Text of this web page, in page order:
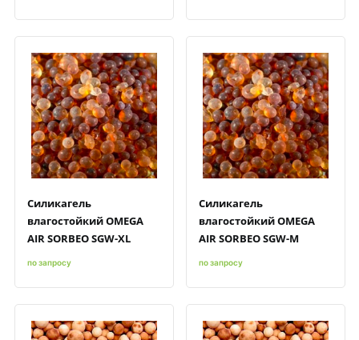
Быстрый просмотрДобавить к сравнению
Добавить в избранное
Силикагель
влагостойкий OMEGA
AIR SORBEO SGW-XL
по запросу
Быстрый просмотрДобавить к сравнению
Добавить в избранное
Силикагель
влагостойкий OMEGA
AIR SORBEO SGW-M
по запросу